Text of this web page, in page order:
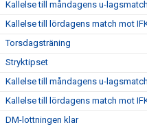
Kallelse till måndagens u-
Kallelse till lördagens match mot
Torsdagsträning
Stryktipset
Kallelse till måndagens u-
Kallelse till lördagens match mot
DM-lottningen klar